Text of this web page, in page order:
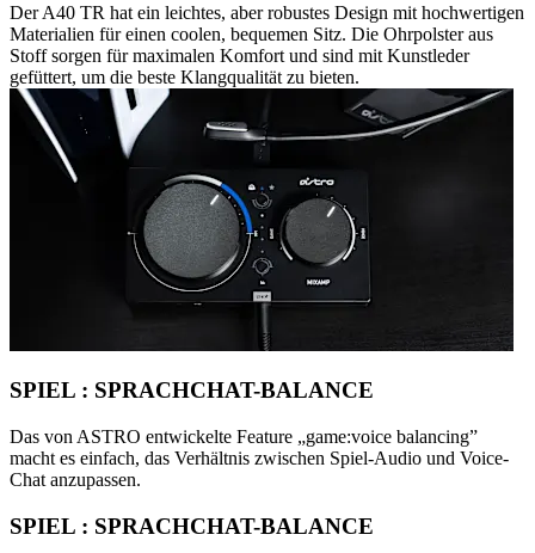
Der A40 TR hat ein leichtes, aber robustes Design mit hochwertigen
Materialien für einen coolen, bequemen Sitz. Die Ohrpolster aus
Stoff sorgen für maximalen Komfort und sind mit Kunstleder
gefüttert, um die beste Klangqualität zu bieten.
SPIEL : SPRACHCHAT-BALANCE
Das von ASTRO entwickelte Feature „game:voice balancing”
macht es einfach, das Verhältnis zwischen Spiel-Audio und Voice-
Chat anzupassen.
SPIEL : SPRACHCHAT-BALANCE